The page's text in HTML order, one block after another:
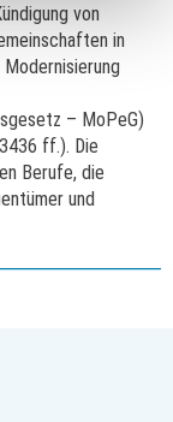
von
in
– MoPeG)
ff.). Die
Berufe, die
und